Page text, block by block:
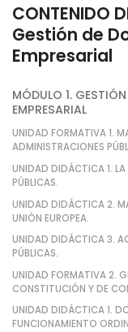
CONTENIDO
Gestión de
Empresarial
MÓDULO 1.
EMPRESARIAL
UNIDAD FORMATIVA 1.
ADMINISTRACIONES
UNIDAD DIDÁCTICA 1.
PÚBLICAS.
UNIDAD DIDÁCTICA 2.
UNIÓN EUROPEA.
UNIDAD DIDÁCTICA 3.
PÚBLICAS.
UNIDAD FORMATIVA 2.
CONSTITUCIÓN Y DE
UNIDAD DIDÁCTICA 1.
FUNCIONAMIENTO